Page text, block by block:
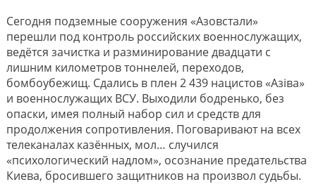
Сегодня подземные сооружения «Азовстали»
перешли под контроль российских военнослужащих,
ведётся зачистка и разминирование двадцати с
лишним километров тоннелей, переходов,
бомбоубежищ. Сдались в плен 2 439 нацистов «Азiва»
и военнослужащих ВСУ. Выходили бодренько, без
опаски, имея полный набор сил и средств для
продолжения сопротивления. Поговаривают на всех
телеканалах казённых, мол… случился
«психологический надлом», осознание предательства
Киева, бросившего защитников на произвол судьбы.